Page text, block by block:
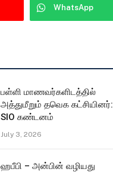
WhatsApp
பள்ளி மாணவர்களிடத்தில்
அத்துமீறும் தவெக கட்சியினர்:
SIO கண்டனம்
July 3, 2026
ஹபீபி – அன்பின் வழியது